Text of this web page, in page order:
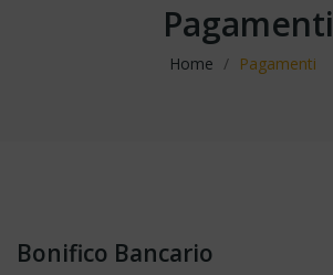
Pagamenti
Home Pagamenti
Bonifico Bancario